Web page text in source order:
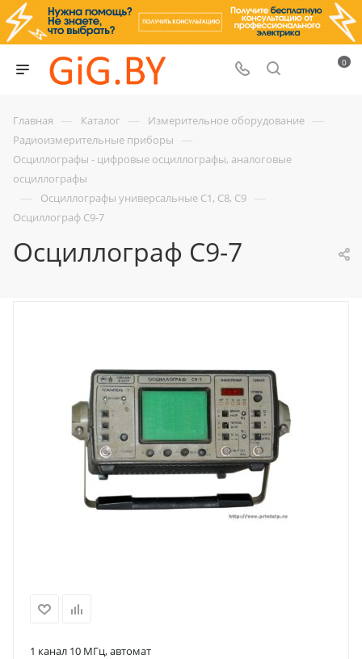
0
Главная — Каталог — Измерительное оборудование —
Радиоизмерительные приборы —
Осциллографы - цифровые осциллографы, аналоговые
осциллографы
— Осциллографы универсальные С1, С8, С9 —
Осциллограф С9-7
Осциллограф С9-7
1 канал 10 МГц, автомат